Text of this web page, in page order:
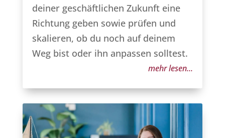
deiner geschäftlichen Zukunft eine
Richtung geben sowie prüfen und
skalieren, ob du noch auf deinem
Weg bist oder ihn anpassen solltest.
mehr lesen...